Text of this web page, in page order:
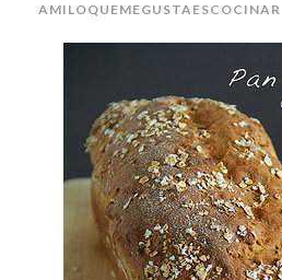
AMILOQUEMEGUSTAESCOCINAR